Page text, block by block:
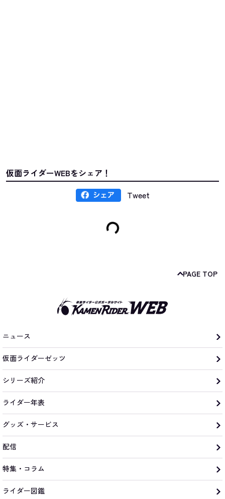
仮面ライダーWEBをシェア！
Tweet
PAGE TOP
ニュース
仮面ライダーゼッツ
シリーズ紹介
ライダー年表
グッズ・サービス
配信
特集・コラム
ライダー図鑑